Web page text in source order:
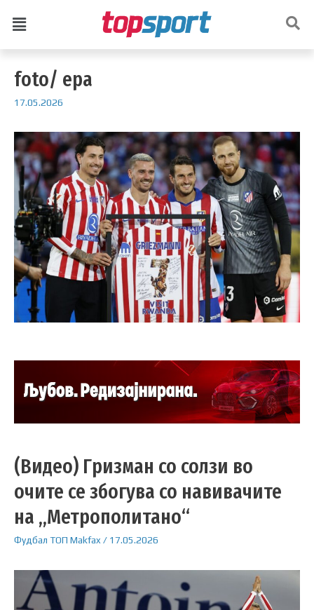
foto/ epa
17.05.2026
(Видео) Гризман со солзи во
очите се збогува со навивачите
на „Метрополитано“
Фудбал ТОП Makfax / 17.05.2026